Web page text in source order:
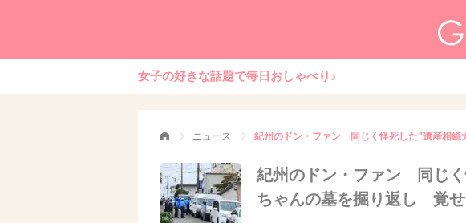
女子の好きな話題で毎日おしゃべり♪
ニュース
紀州のドン・ファン 同じ
ちゃんの墓を掘り返し 覚